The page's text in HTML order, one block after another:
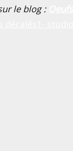
le blog :